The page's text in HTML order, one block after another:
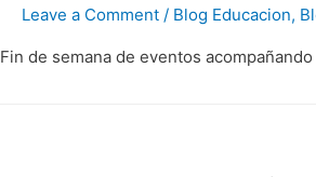
Leave a Comment / Blog Educacion,
Fin de semana de eventos